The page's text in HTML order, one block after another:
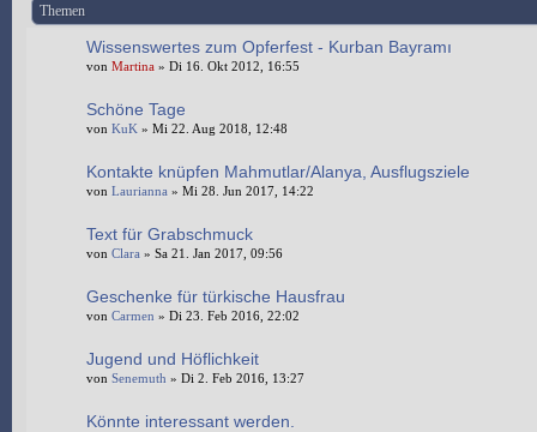
Themen
Wissenswertes zum Opferfest - Kurban Bayramı
von Martina » Di 16. Okt 2012, 16:55
Schöne Tage
von KuK » Mi 22. Aug 2018, 12:48
Kontakte knüpfen Mahmutlar/Alanya, Ausflugsziele
von Laurianna » Mi 28. Jun 2017, 14:22
Text für Grabschmuck
von Clara » Sa 21. Jan 2017, 09:56
Geschenke für türkische Hausfrau
von Carmen » Di 23. Feb 2016, 22:02
Jugend und Höflichkeit
von Senemuth » Di 2. Feb 2016, 13:27
Könnte interessant werden.